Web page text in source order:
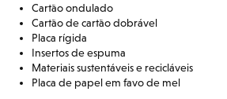
Cartão ondulado
Cartão de cartão dobrável
Placa rígida
Insertos de espuma
Materiais sustentáveis e recicláveis
Placa de papel em favo de mel